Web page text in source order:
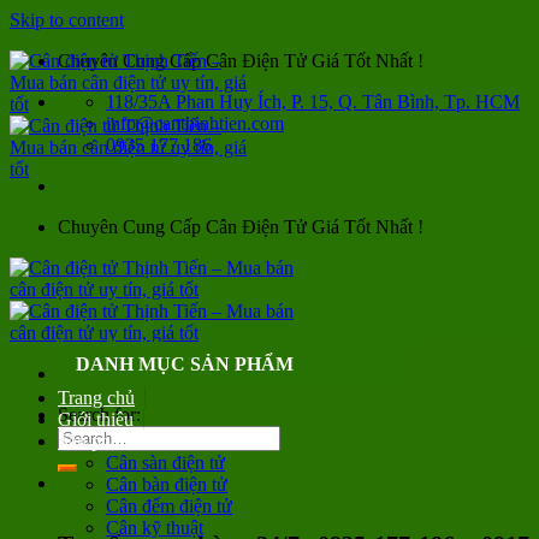
Skip to content
Chuyên Cung Cấp Cân Điện Tử Giá Tốt Nhất !
118/35A Phan Huy Ích, P. 15, Q. Tân Bình, Tp. HCM
info@canthinhtien.com
0935 177 186
Chuyên Cung Cấp Cân Điện Tử Giá Tốt Nhất !
Search for:
DANH MỤC SẢN PHẨM
Trang chủ
Giới thiệu
Sản phẩm
Cân sàn điện tử
Cân bàn điện tử
Cân đếm điện tử
Cân kỹ thuật